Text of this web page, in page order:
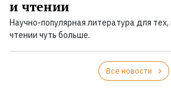
и чтении
Научно-популярная литература для тех,
чтении чуть больше.
Все новости